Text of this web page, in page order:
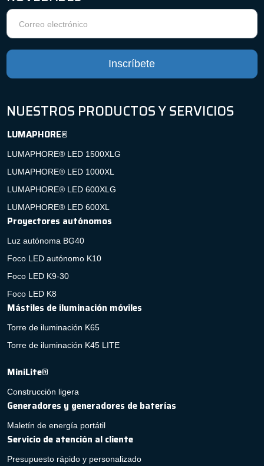
Boletín
de
noticias
Inscríbete
NUESTROS PRODUCTOS Y SERVICIOS
LUMAPHORE®
LUMAPHORE® LED 1500XLG
LUMAPHORE® LED 1000XL
LUMAPHORE® LED 600XLG
LUMAPHORE® LED 600XL
Proyectores autónomos
Luz autónoma BG40
Foco LED autónomo K10
Foco LED K9-30
Foco LED K8
Mástiles de iluminación móviles
Torre de iluminación K65
Torre de iluminación K45 LITE
MiniLite®
Construcción ligera
Generadores y generadores de baterías
Maletín de energía portátil
Servicio de atención al cliente
Presupuesto rápido y personalizado